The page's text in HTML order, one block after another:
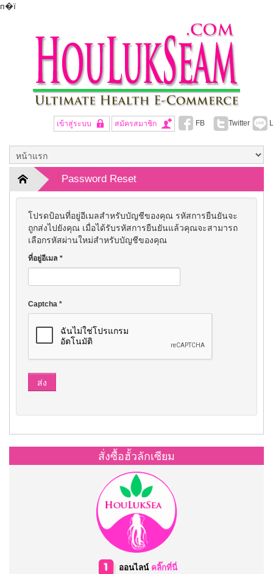
п�ї
เข้าสู่ระบบ สมัครสมาชิก FB Twitter
Password Reset
โปรดป้อนที่อยู่อีเมลสำหรับบัญชีของคุณ รหัสการยืนยันจะ
ถูกส่งไปยังคุณ เมื่อได้รับรหัสการยืนยันแล้วคุณจะสามารถ
เลือกรหัสผ่านใหม่สำหรับบัญชีของคุณ
ที่อยู่อีเมล *
Captcha *
ส่ง
สั่งซื้อฮั้วลักเซียม
ออนไลน์ คลิ๊กที่นี่